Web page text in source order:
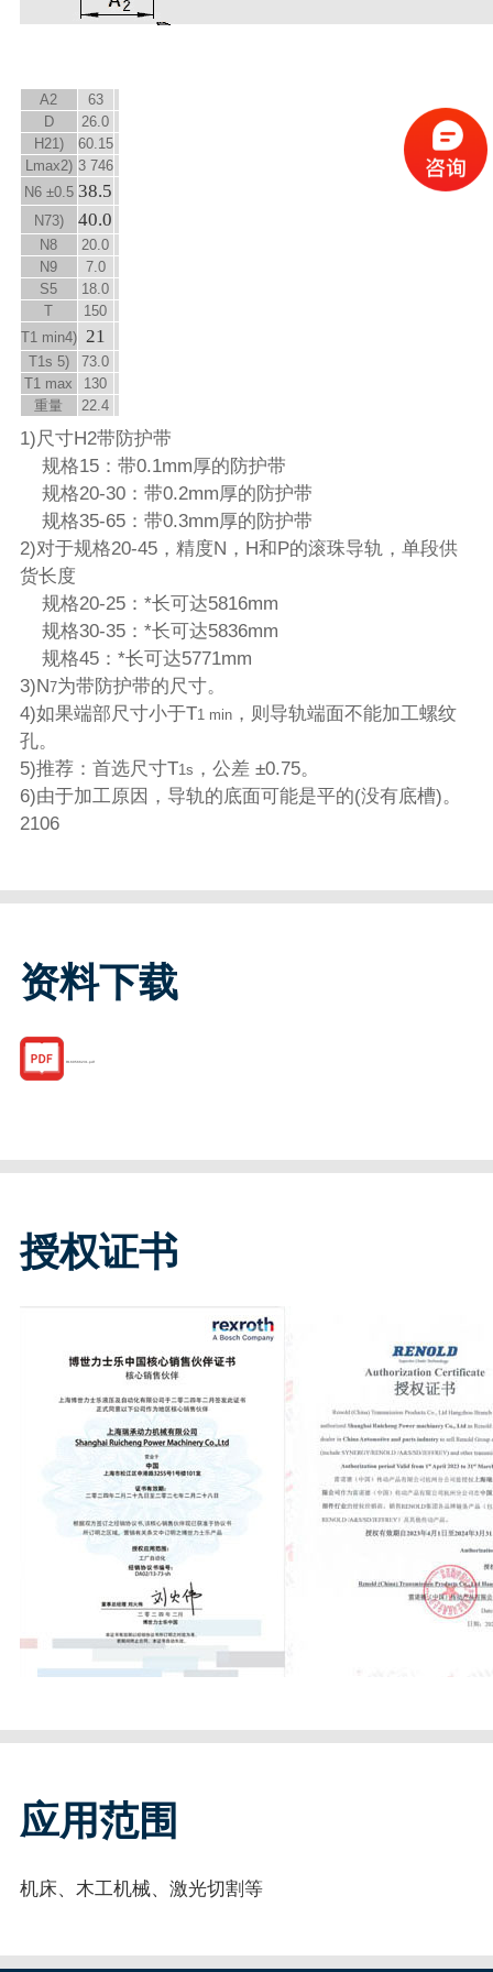
A2
63
D
26.0
H21)
60.15
Lmax2) 3 746
N6±0.5 38.5
N73) 40.0
N8
20.0
N9
7.0
S5
18.0
T
150
T1 min4) 21
T1s 5)
73.0
T1 max
130
重量
22.4
1)尺寸H2带防护带
规格15：带0.1mm厚的防护带
规格20-30：带0.2mm厚的防护带
规格35-65：带0.3mm厚的防护带
2)对于规格20-45，精度N，H和P的滚珠导轨，单段供
货长度
规格20-25：*长可达5816mm
规格30-35：*长可达5836mm
规格45：*长可达5771mm
3)N7为带防护带的尺寸。
4)如果端部尺寸小于T1 min，则导轨端面不能加工螺纹
孔。
5)推荐：首选尺寸T1s ，公差 ±0.75。
6)由于加工原因，导轨的底面可能是平的(没有底槽)。
2106
资料下载
R160566231.pdf
授权证书
应用范围
机床、木工机械、激光切割等